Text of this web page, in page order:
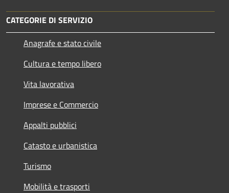
CATEGORIE DI SERVIZIO
Anagrafe e stato civile
Cultura e tempo libero
Vita lavorativa
Imprese e Commercio
Appalti pubblici
Catasto e urbanistica
Turismo
Mobilità e trasporti